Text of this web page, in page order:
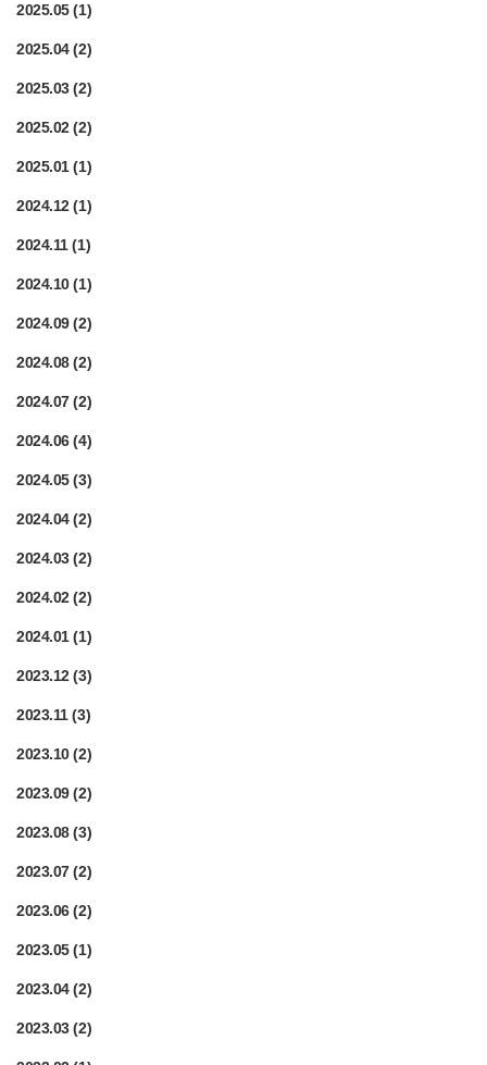
2025.05(1)
2025.04(2)
2025.03(2)
2025.02(2)
2025.01(1)
2024.12(1)
2024.11(1)
2024.10(1)
2024.09(2)
2024.08(2)
2024.07(2)
2024.06(4)
2024.05(3)
2024.04(2)
2024.03(2)
2024.02(2)
2024.01(1)
2023.12(3)
2023.11(3)
2023.10(2)
2023.09(2)
2023.08(3)
2023.07(2)
2023.06(2)
2023.05(1)
2023.04(2)
2023.03(2)